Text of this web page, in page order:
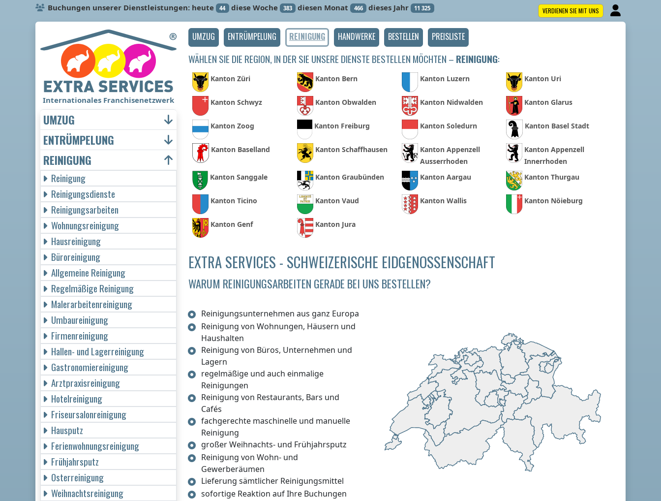
Buchungen unserer Dienstleistungen: heute 44 diese Woche 383 diesen Monat 466 dieses Jahr 11 325 VERDIENEN SIE MIT UNS
UMZUG ENTRÜMPELUNG REINIGUNG HANDWERKE BESTELLEN PREISLISTE
WÄHLEN SIE DIE REGION, IN DER SIE UNSERE DIENSTE BESTELLEN MÖCHTEN – REINIGUNG:
Kanton Züri Kanton Bern Kanton Luzern Kanton Uri
Kanton Schwyz Kanton Obwalden Kanton Nidwalden Kanton Glarus
Kanton Zoog Kanton Freiburg Kanton Soledurn Kanton Basel Stadt
Kanton Baselland Kanton Schaffhausen
Kanton Appenzell
Ausserrhoden
Kanton Appenzell
Innerrhoden
Kanton Sanggale
Kanton Graubünden Kanton Aargau Kanton Thurgau
Kanton Ticino Kanton Vaud Kanton Wallis Kanton Nöieburg
Kanton Genf Kanton Jura
EXTRA SERVICES - SCHWEIZERISCHE EIDGENOSSENSCHAFT
WARUM REINIGUNGSARBEITEN GERADE BEI UNS BESTELLEN?
Reinigungsunternehmen aus ganz Europa
Reinigung von Wohnungen, Häusern und
Haushalten
Reinigung von Büros, Unternehmen und
Lagern
regelmäßige und auch einmalige
Reinigungen
Reinigung von Restaurants, Bars und
Cafés
fachgerechte maschinelle und manuelle
Reinigung
großer Weihnachts- und Frühjahrsputz
Reinigung von Wohn- und
Gewerberäumen
Lieferung sämtlicher Reinigungsmittel
sofortige Reaktion auf Ihre Buchungen
Internationales Franchisenetzwerk
UMZUG
ENTRÜMPELUNG
REINIGUNG
Reinigung
Reinigungsdienste
Reinigungsarbeiten
Wohnungsreinigung
Hausreinigung
Büroreinigung
Allgemeine Reinigung
Regelmäßige Reinigung
Malerarbeitenreinigung
Umbaureinigung
Firmenreinigung
Hallen- und Lagerreinigung
Gastronomiereinigung
Arztpraxisreinigung
Hotelreinigung
Friseursalonreinigung
Hausputz
Ferienwohnungsreinigung
Frühjahrsputz
Osterreinigung
Weihnachtsreinigung